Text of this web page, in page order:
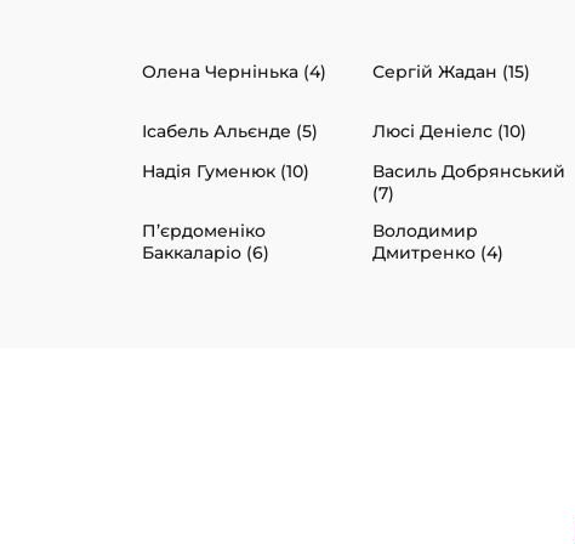
Олена Чернінька (4) Сергій Жадан (15)
Ісабель Альєнде (5)
Люсі Деніелс (10)
Надія Гуменюк (10)
Василь Добрянський
(7)
П’єрдоменіко
Баккаларіо (6)
Володимир
Дмитренко (4)